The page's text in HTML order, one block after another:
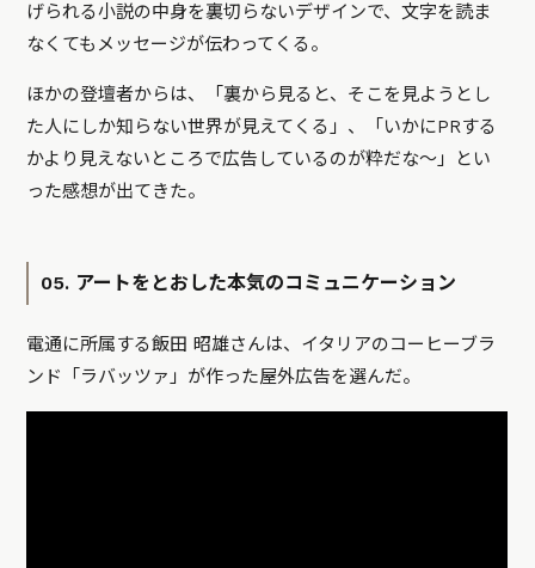
げられる小説の中身を裏切らないデザインで、文字を読ま
なくてもメッセージが伝わってくる。
ほかの登壇者からは、「裏から見ると、そこを見ようとし
た人にしか知らない世界が見えてくる」、「いかにPRする
かより見えないところで広告しているのが粋だな〜」とい
った感想が出てきた。
05. アートをとおした本気のコミュニケーション
電通に所属する飯田 昭雄さんは、イタリアのコーヒーブラ
ンド「ラバッツァ」が作った屋外広告を選んだ。